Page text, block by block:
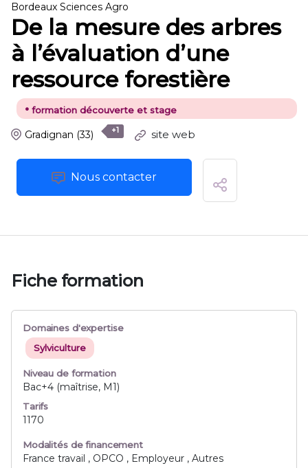
Bordeaux Sciences Agro
De la mesure des arbres
à l’évaluation d’une
ressource forestière
• formation découverte et stage
Gradignan (33) +1 site web
Nous contacter
Fiche formation
Domaines d'expertise
Sylviculture
Niveau de formation
Bac+4 (maîtrise, M1)
Tarifs
1170
Modalités de financement
France travail , OPCO , Employeur , Autres